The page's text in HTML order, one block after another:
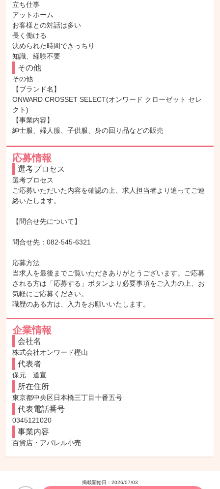
立ち仕事
アットホーム
お客様との対話は多い
長く働ける
決められた時間できっちり
知識、経験不要
その他
その他
【ブランド名】
ONWARD CROSSET SELECT(オンワード クローゼット セレ
クト)
【事業内容】
紳士服、婦人服、子供服、身の回り品などの販売
応募情報
選考プロセス
選考プロセス
ご応募いただいた内容を確認の上、求人担当者より追ってご連
絡いたします。
【問合せ先について】
問合せ先：082-545-6321
応募方法
当求人を最後までご覧いただきありがとうございます。ご応募
される方は「応募する」ボタンより必要事項をご入力の上、お
気軽にご応募ください。
職歴のある方は、入力をお願いいたします。
企業情報
会社名
株式会社オンワード樫山
代表者
保元　道宣
所在住所
東京都中央区日本橋三丁目十番五号
代表電話番号
0345121020
事業内容
百貨店・アパレル小売
掲載開始日： 2026/07/03